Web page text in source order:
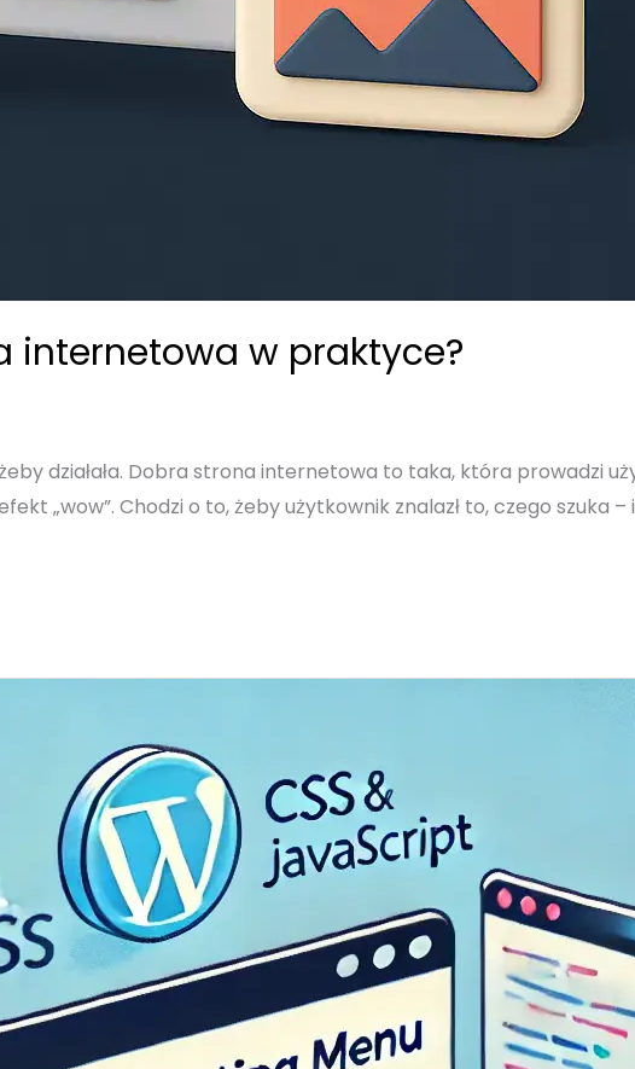
internetowa w praktyce?
działała. Dobra strona internetowa to taka, która prowadzi
„wow”. Chodzi o to, żeby użytkownik znalazł to, czego szuka